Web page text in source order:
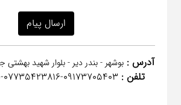
آدرس : بوشهر - بندر دیر - بلوار شهید
تلفن : ٠٩١٧٣٧٠٥٤٠٣-07735423816-09933741215